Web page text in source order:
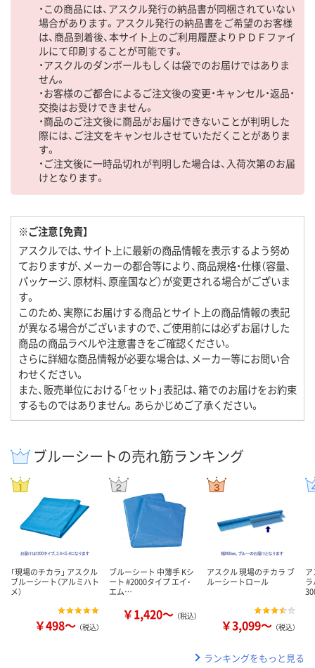
・この商品には、アスクル発行の納品書が同梱されていない
場合があります。アスクル発行の納品書をご希望のお客様
は、商品到着後、本サイト上のご利用履歴よりＰＤＦファイ
ルにて印刷することが可能です。
・アスクルのダンボールもしくは袋でのお届けではありま
せん。
・お客様のご都合によるご注文後の変更・キャンセル・返品・
交換はお受けできません。
・商品のご注文後に商品がお届けできないことが判明した
際には、ご注文をキャンセルさせていただくことがありま
す。
・ご注文後に一時品切れが判明した場合は、入荷次第のお届
けとなります。
※ご注意【免責】
アスクルでは、サイト上に最新の商品情報を表示するよう努め
ておりますが、メーカーの都合等により、商品規格・仕様（容量、
パッケージ、原材料、原産国など）が変更される場合がございま
す。
このため、実際にお届けする商品とサイト上の商品情報の表記
が異なる場合がございますので、ご使用前には必ずお届けした
商品の商品ラベルや注意書きをご確認ください。
さらに詳細な商品情報が必要な場合は、メーカー等にお問い合
わせください。
また、販売単位における「セット」表記は、箱でのお届けをお約束
するものではありません。あらかじめご了承ください。
ブルーシートの売れ筋ランキング
「現場のチカラ」 アスクル
ブルーシート（アルミハト
メ）
￥498～ （税込）
ブルーシート 中薄手 Kシ
ート #2000タイプ エイ･
エム…
￥1,420～ （税込）
アスクル 現場のチカラ ブ
ルーシートロール
￥3,099～ （税込）
ランキングをもっと見る